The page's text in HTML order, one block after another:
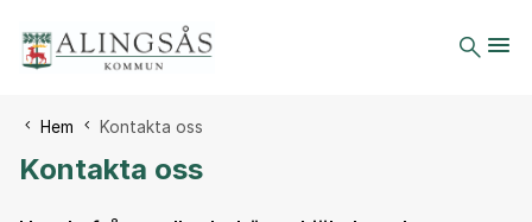
Du är här:
Hem Kontakta oss
Kontakta oss